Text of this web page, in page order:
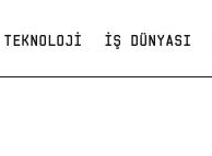
TEKNOLOJI İŞ DÜNYASI